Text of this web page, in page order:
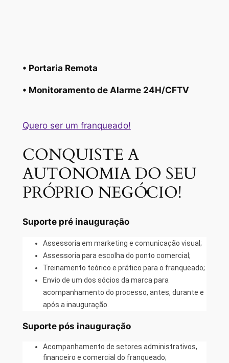
• Portaria Remota
• Monitoramento de Alarme 24H/CFTV
Quero ser um franqueado!
CONQUISTE A
AUTONOMIA DO SEU
PRÓPRIO NEGÓCIO!
Suporte pré inauguração
Assessoria em marketing e comunicação visual;
Assessoria para escolha do ponto comercial;
Treinamento teórico e prático para o franqueado;
Envio de um dos sócios da marca para
acompanhamento do processo, antes, durante e
após a inauguração.
Suporte pós inauguração
Acompanhamento de setores administrativos,
financeiro e comercial do franqueado;